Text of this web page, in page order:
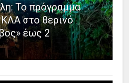
Το πρόγραμμα
στο θερινό
έως 2